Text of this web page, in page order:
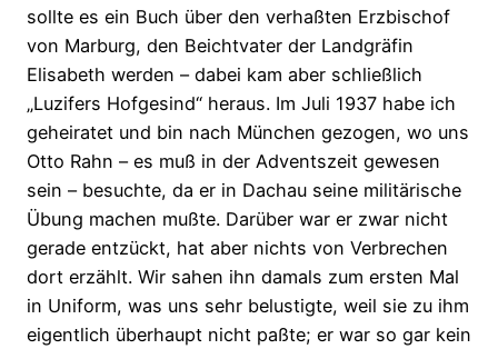
sollte es ein Buch über den verhaßten Erzbischof
von Marburg, den Beichtvater der Landgräfin
Elisabeth werden – dabei kam aber schließlich
„Luzifers Hofgesind“ heraus. Im Juli 1937 habe ich
geheiratet und bin nach München gezogen, wo uns
Otto Rahn – es muß in der Adventszeit gewesen
sein – besuchte, da er in Dachau seine militärische
Übung machen mußte. Darüber war er zwar nicht
gerade entzückt, hat aber nichts von Verbrechen
dort erzählt. Wir sahen ihn damals zum ersten Mal
in Uniform, was uns sehr belustigte, weil sie zu ihm
eigentlich überhaupt nicht paßte; er war so gar kein